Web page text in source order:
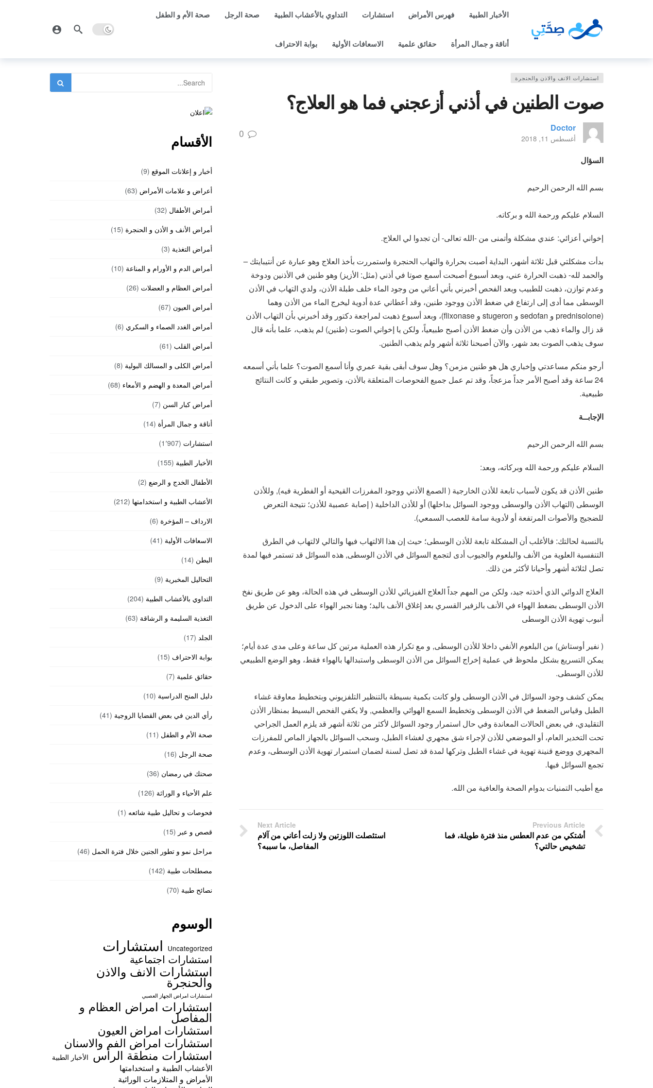
الأخبار الطبية فهرس الأمراض استشارات التداوي بالأعشاب الطبية صحة الرجل صحة الأم و الطفل
أناقة و جمال المرأة حقائق علمية الاسعافات الأولية بوابة الاحتراف
استشارات الانف والاذن والحنجرة
صوت الطنين في أذني أزعجني فما هو العلاج؟
Doctor
أغسطس 11, 2018 0
السؤال
بسم الله الرحمن الرحيم
السلام عليكم ورحمة الله و بركاته.
إخواني أعزائي: عندي مشكلة وأتمنى من -الله تعالى- أن تجدوا لي العلاج.
بدأت مشكلتي قبل ثلاثة أشهر، البداية أصبت بحرارة والتهاب الحنجرة واستمررت بأخذ العلاج وهو عبارة عن أنتيبايتك –
والحمد لله- ذهبت الحرارة عني، وبعد أسبوع أصبحت أسمع صوتا في أذني (مثل: الأزيز) وهو طنين في الأذنين ودوخة
وعدم توازن، ذهبت للطبيب وبعد الفحص أخبرني بأني أعاني من وجود الماء خلف طبلة الأذن، ولدي التهاب في الأذن
الوسطى مما أدى إلى ارتفاع في ضغط الأذن ووجود طنين، وقد أعطاني عدة أدوية ليخرج الماء من الأذن وهما
(prednisolone و sedofan و stugeron و flixonase)، وبعد أسبوع ذهبت لمراجعة دكتور وقد أخبرني بأن التهاب الأذن
قد زال والماء ذهب من الأذن وأن ضغط الأذن أصبح طبيعياً، ولكن يا إخواني الصوت (طنين) لم يذهب، علما بأنه قال
سوف يذهب الصوت بعد شهر، والآن أصبحنا ثلاثة أشهر ولم يذهب الطنين.
أرجو منكم مساعدتي وإخباري هل هو طنين مزمن؟ وهل سوف أبقى بقية عمري وأنا أسمع الصوت؟ علما بأني أسمعه
24 ساعة وقد أصبح الأمر جداً مزعجاً، وقد تم عمل جميع الفحوصات المتعلقة بالأذن، وتصوير طبقي و كانت النتائج
طبيعية.
الإجابــة
بسم الله الرحمن الرحيم
السلام عليكم ورحمة الله وبركاته، وبعد:
طنين الأذن قد يكون لأسباب تابعة للأذن الخارجية ( الصمغ الأذني ووجود المفرزات القيحية أو الفطرية فيه), وللأذن
الوسطى (التهاب الأذن والوسطى ووجود السوائل بداخلها) أو للأذن الداخلية ( إصابة عصبية للأذن؛ نتيجة التعرض
للضجيج والأصوات المرتفعة أو لأدوية سامة للعصب السمعي).
بالنسبة لحالتك: فالأغلب أن المشكلة تابعة للأذن الوسطى؛ حيث إن هذا الالتهاب فيها والتالي لالتهاب في الطرق
التنفسية العلوية من الأنف والبلعوم والجيوب أدى لتجمع السوائل في الأذن الوسطى, هذه السوائل قد تستمر فيها لمدة
تصل لثلاثة أشهر وأحيانا لأكثر من ذلك.
العلاج الدوائي الذي أخذته جيد، ولكن من المهم جداً العلاج الفيزيائي للأذن الوسطى في هذه الحالة، وهو عن طريق نفخ
الأذن الوسطى بضغط الهواء في الأنف بالزفير القسري بعد إغلاق الأنف باليد؛ وهنا نجبر الهواء على الدخول عن طريق
أنبوب تهوية الأذن الوسطى
( نفير أوستاش) من البلعوم الأنفي داخلا للأذن الوسطى, و مع تكرار هذه العملية مرتين كل ساعة وعلى مدى عدة أيام؛
يمكن التسريع بشكل ملحوظ في عملية إخراج السوائل من الأذن الوسطى واستبدالها بالهواء فقط، وهو الوضع الطبيعي
للأذن الوسطى.
يمكن كشف وجود السوائل في الأذن الوسطى ولو كانت بكمية بسيطة بالتنظير التلفزيوني وبتخطيط معاوقة غشاء
الطبل وقياس الضغط في الأذن الوسطى وتخطيط السمع الهوائي والعظمي, ولا يكفي الفحص البسيط بمنظار الأذن
التقليدي، في بعض الحالات المعاندة وفي حال استمرار وجود السوائل لأكثر من ثلاثة أشهر قد يلزم العمل الجراحي
تحت التخدير العام، أو الموضعي للأذن لإجراء شق مجهري لغشاء الطبل، وسحب السوائل بالجهاز الماص للمفرزات
المجهري ووضع قنينة تهوية في غشاء الطبل وتركها لمدة قد تصل لسنة لضمان استمرار تهوية الأذن الوسطى، وعدم
تجمع السوائل فيها.
مع أطيب التمنيات بدوام الصحة والعافية من الله.
Previous Article
أشتكي من عدم العطس منذ فترة طويلة، فما
تشخيص حالتي؟
Next Article
استئصلت اللوزتين ولا زلت أعاني من آلام
المفاصل، ما سببه؟
الأقسام
أخبار و إعلانات الموقع (9)
أعراض و علامات الأمراض (63)
أمراض الأطفال (32)
أمراض الأنف و الأذن و الحنجرة (15)
أمراض التغذية (3)
أمراض الدم و الأورام و المناعة (10)
أمراض العظام و العضلات (26)
أمراض العيون (67)
أمراض الغدد الصماء و السكري (6)
أمراض القلب (61)
أمراض الكلى و المسالك البولية (8)
أمراض المعدة و الهضم و الأمعاء (68)
أمراض كبار السن (7)
أناقة و جمال المرأة (14)
استشارات (1٬907)
الأخبار الطبية (155)
الأطفال الخدج و الرضع (2)
الأعشاب الطبية و استخدامتها (212)
الارداف – المؤخرة (6)
الاسعافات الأولية (41)
البطن (14)
التحاليل المخبرية (9)
التداوي بالأعشاب الطبية (204)
التغذية السليمة و الرشاقة (63)
الجلد (17)
بوابة الاحتراف (15)
حقائق علمية (7)
دليل المنح الدراسية (10)
رأي الدين في بعض القضايا الزوجية (41)
صحة الأم و الطفل (11)
صحة الرجل (16)
صحتك في رمضان (36)
علم الأحياء و الوراثة (126)
فحوصات و تحاليل طبية شائعه (1)
قصص و عبر (15)
مراحل نمو و تطور الجنين خلال فترة الحمل (46)
مصطلحات طبية (142)
نصائح طبية (70)
الوسوم
Uncategorized استشارات
استشارات اجتماعية
استشارات الانف والاذن
والحنجرة
استشارات امراض الجهاز العصبي
استشارات امراض العظام و
المفاصل
استشارات امراض العيون
استشارات امراض الفم والاسنان
استشارات منطقة الرأس الأخبار الطبية
الأعشاب الطبية و استخدامتها
الأمراض و المتلازمات الوراثية